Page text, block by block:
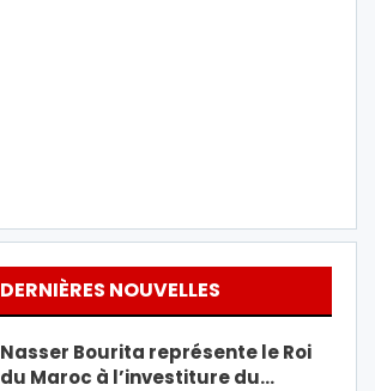
DERNIÈRES NOUVELLES
Nasser Bourita représente le Roi
du Maroc à l’investiture du…